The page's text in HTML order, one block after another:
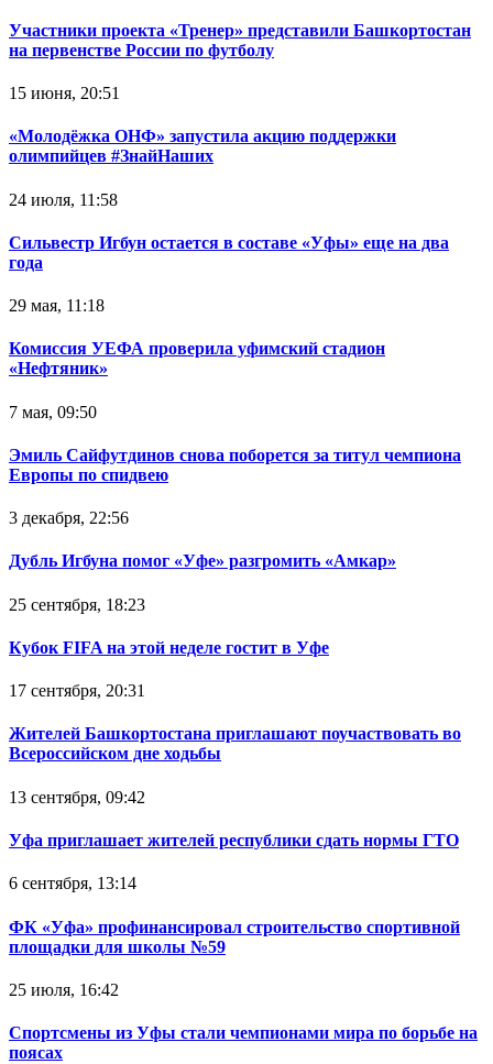
Участники проекта «Тренер» представили Башкортостан
на первенстве России по футболу
15 июня, 20:51
«Молодёжка ОНФ» запустила акцию поддержки
олимпийцев #ЗнайНаших
24 июля, 11:58
Сильвестр Игбун остается в составе «Уфы» еще на два
года
29 мая, 11:18
Комиссия УЕФА проверила уфимский стадион
«Нефтяник»
7 мая, 09:50
Эмиль Сайфутдинов снова поборется за титул чемпиона
Европы по спидвею
3 декабря, 22:56
Дубль Игбуна помог «Уфе» разгромить «Амкар»
25 сентября, 18:23
Кубок FIFA на этой неделе гостит в Уфе
17 сентября, 20:31
Жителей Башкортостана приглашают поучаствовать во
Всероссийском дне ходьбы
13 сентября, 09:42
Уфа приглашает жителей республики сдать нормы ГТО
6 сентября, 13:14
ФК «Уфа» профинансировал строительство спортивной
площадки для школы №59
25 июля, 16:42
Спортсмены из Уфы стали чемпионами мира по борьбе на
поясах‍